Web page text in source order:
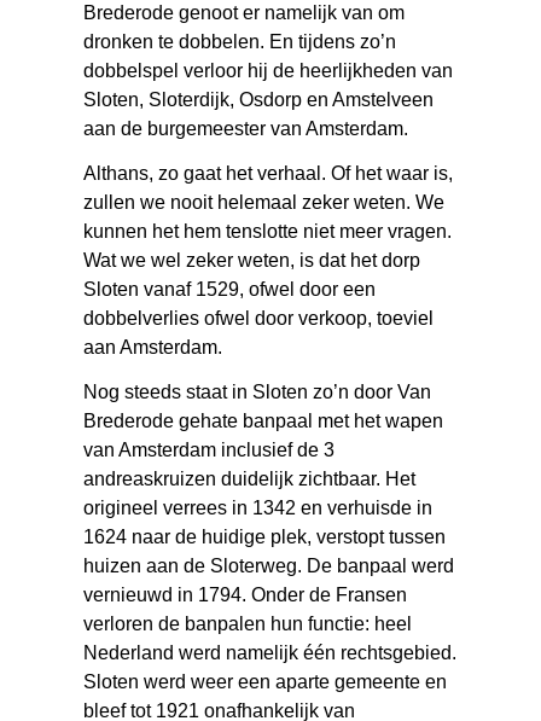
Brederode genoot er namelijk van om
dronken te dobbelen. En tijdens zo’n
dobbelspel verloor hij de heerlijkheden van
Sloten, Sloterdijk, Osdorp en Amstelveen
aan de burgemeester van Amsterdam.
Althans, zo gaat het verhaal. Of het waar is,
zullen we nooit helemaal zeker weten. We
kunnen het hem tenslotte niet meer vragen.
Wat we wel zeker weten, is dat het dorp
Sloten vanaf 1529, ofwel door een
dobbelverlies ofwel door verkoop, toeviel
aan Amsterdam.
Nog steeds staat in Sloten zo’n door Van
Brederode gehate banpaal met het wapen
van Amsterdam inclusief de 3
andreaskruizen duidelijk zichtbaar. Het
origineel verrees in 1342 en verhuisde in
1624 naar de huidige plek, verstopt tussen
huizen aan de Sloterweg. De banpaal werd
vernieuwd in 1794. Onder de Fransen
verloren de banpalen hun functie: heel
Nederland werd namelijk één rechtsgebied.
Sloten werd weer een aparte gemeente en
bleef tot 1921 onafhankelijk van